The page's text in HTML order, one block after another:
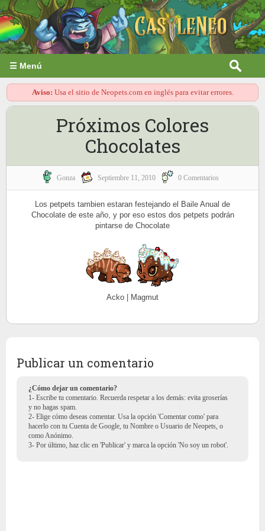
☰ Menú
Aviso: Usa el sitio de Neopets.com en inglés para evitar errores.
Próximos Colores
Chocolates
Gonza Septiembre 11, 2010 0 Comentarios
Los petpets tambien estaran festejando el Baile Anual de
Chocolate de este año, y por eso estos dos petpets podrán
pintarse de Chocolate
Acko | Magmut
Publicar un comentario
¿Cómo dejar un comentario?
1- Escribe tu comentario. Recuerda respetar a los demás: evita groserías
y no hagas spam.
2- Elige cómo deseas comentar. Usa la opción 'Comentar como' para
hacerlo con tu Cuenta de Google, tu Nombre o Usuario de Neopets, o
como Anónimo.
3- Por último, haz clic en 'Publicar' y marca la opción 'No soy un robot'.